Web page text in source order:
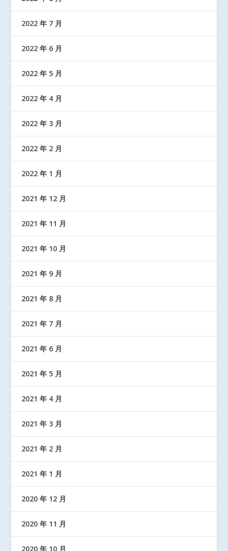
2022 年 7 月
2022 年 6 月
2022 年 5 月
2022 年 4 月
2022 年 3 月
2022 年 2 月
2022 年 1 月
2021 年 12 月
2021 年 11 月
2021 年 10 月
2021 年 9 月
2021 年 8 月
2021 年 7 月
2021 年 6 月
2021 年 5 月
2021 年 4 月
2021 年 3 月
2021 年 2 月
2021 年 1 月
2020 年 12 月
2020 年 11 月
2020 年 10 月